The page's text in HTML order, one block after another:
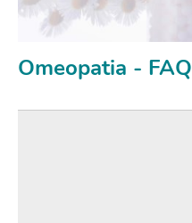
Omeopatia - FAQ